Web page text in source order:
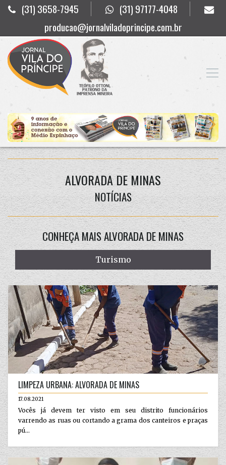
(31) 3658-7945
(31) 97177-4048
producao@jornalviladoprincipe.com.br
ALVORADA DE MINAS
NOTÍCIAS
CONHEÇA MAIS ALVORADA DE MINAS
Turismo
LIMPEZA URBANA: ALVORADA DE MINAS
17.08.2021
Vocês já devem ter visto em seu distrito funcionários
varrendo as ruas ou cortando a grama dos canteiros e praças
pú...